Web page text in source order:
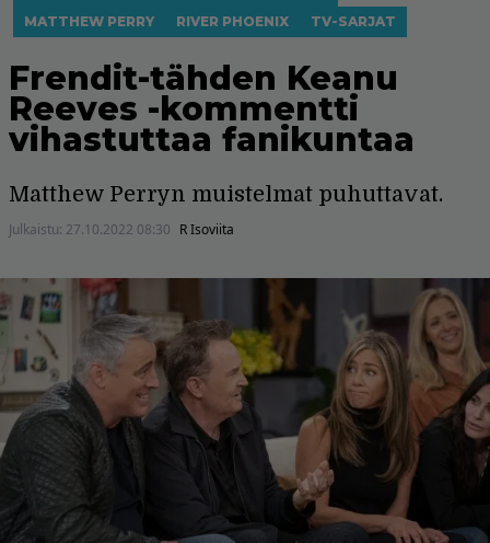
MATTHEW PERRY
RIVER PHOENIX TV-SARJAT
Frendit-tähden Keanu
Reeves -kommentti
vihastuttaa fanikuntaa
Matthew Perryn muistelmat puhuttavat.
Julkaistu: 27.10.2022 08:30 R Isoviita